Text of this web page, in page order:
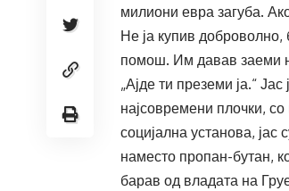
милиони евра загуба.
Не ја купив доброволно,
помош. Им давав заеми
„Ајде ти преземи ја.“
најсовремени плочки,
социјална установа,
наместо пропан-бутан,
барав од владата на